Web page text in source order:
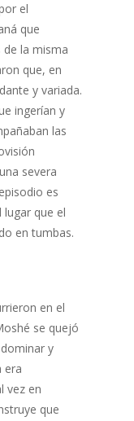
el
que
de la misma
que, en
y variada.
ingerían y
las
severa
es
que el
en tumbas.
en el
se quejó
y
era
vez en
que